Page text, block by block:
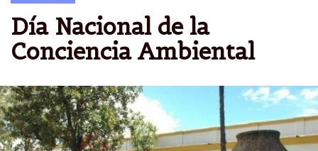
Día Nacional de la
Conciencia Ambiental